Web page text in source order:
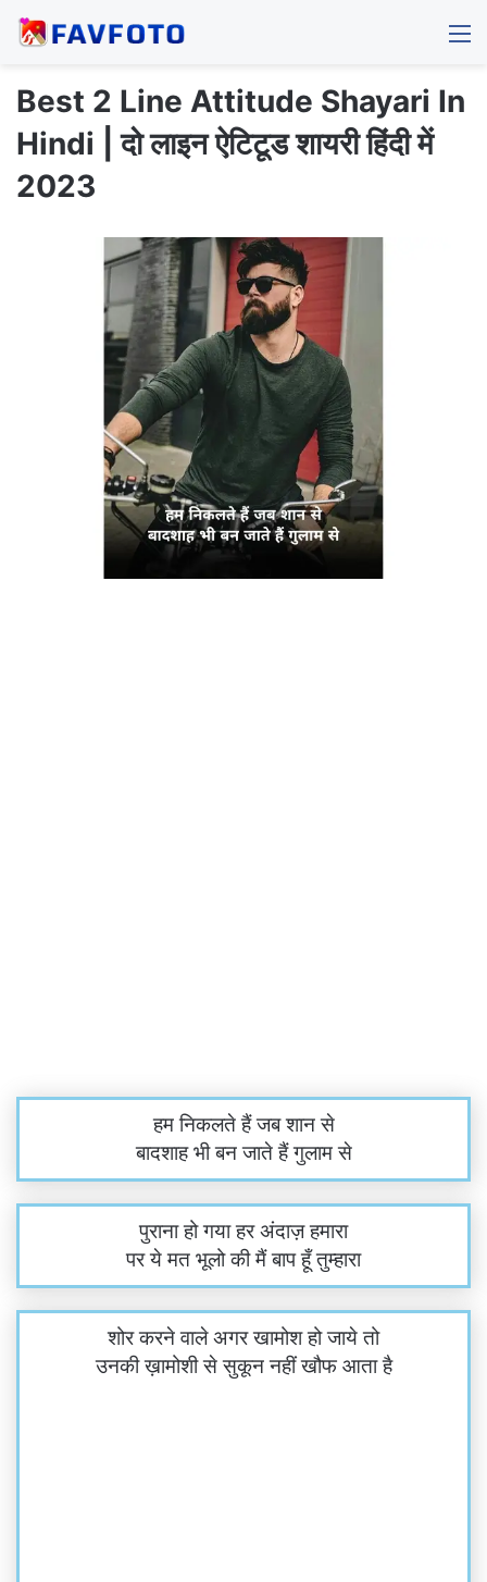
Best 2 Line Attitude Shayari In
Hindi | दो लाइन ऐटिटूड शायरी हिंदी में
2023
हम निकलते हैं जब शान से
बादशाह भी बन जाते हैं गुलाम से
पुराना हो गया हर अंदाज़ हमारा
पर ये मत भूलो की मैं बाप हूँ तुम्हारा
शोर करने वाले अगर खामोश हो जाये तो
उनकी ख़ामोशी से सुकून नहीं खौफ आता है